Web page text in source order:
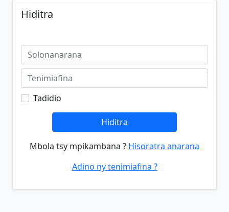
Hiditra
Tadidio
Hiditra
Mbola tsy mpikambana ? Hisoratra anarana
Adino ny tenimiafina ?